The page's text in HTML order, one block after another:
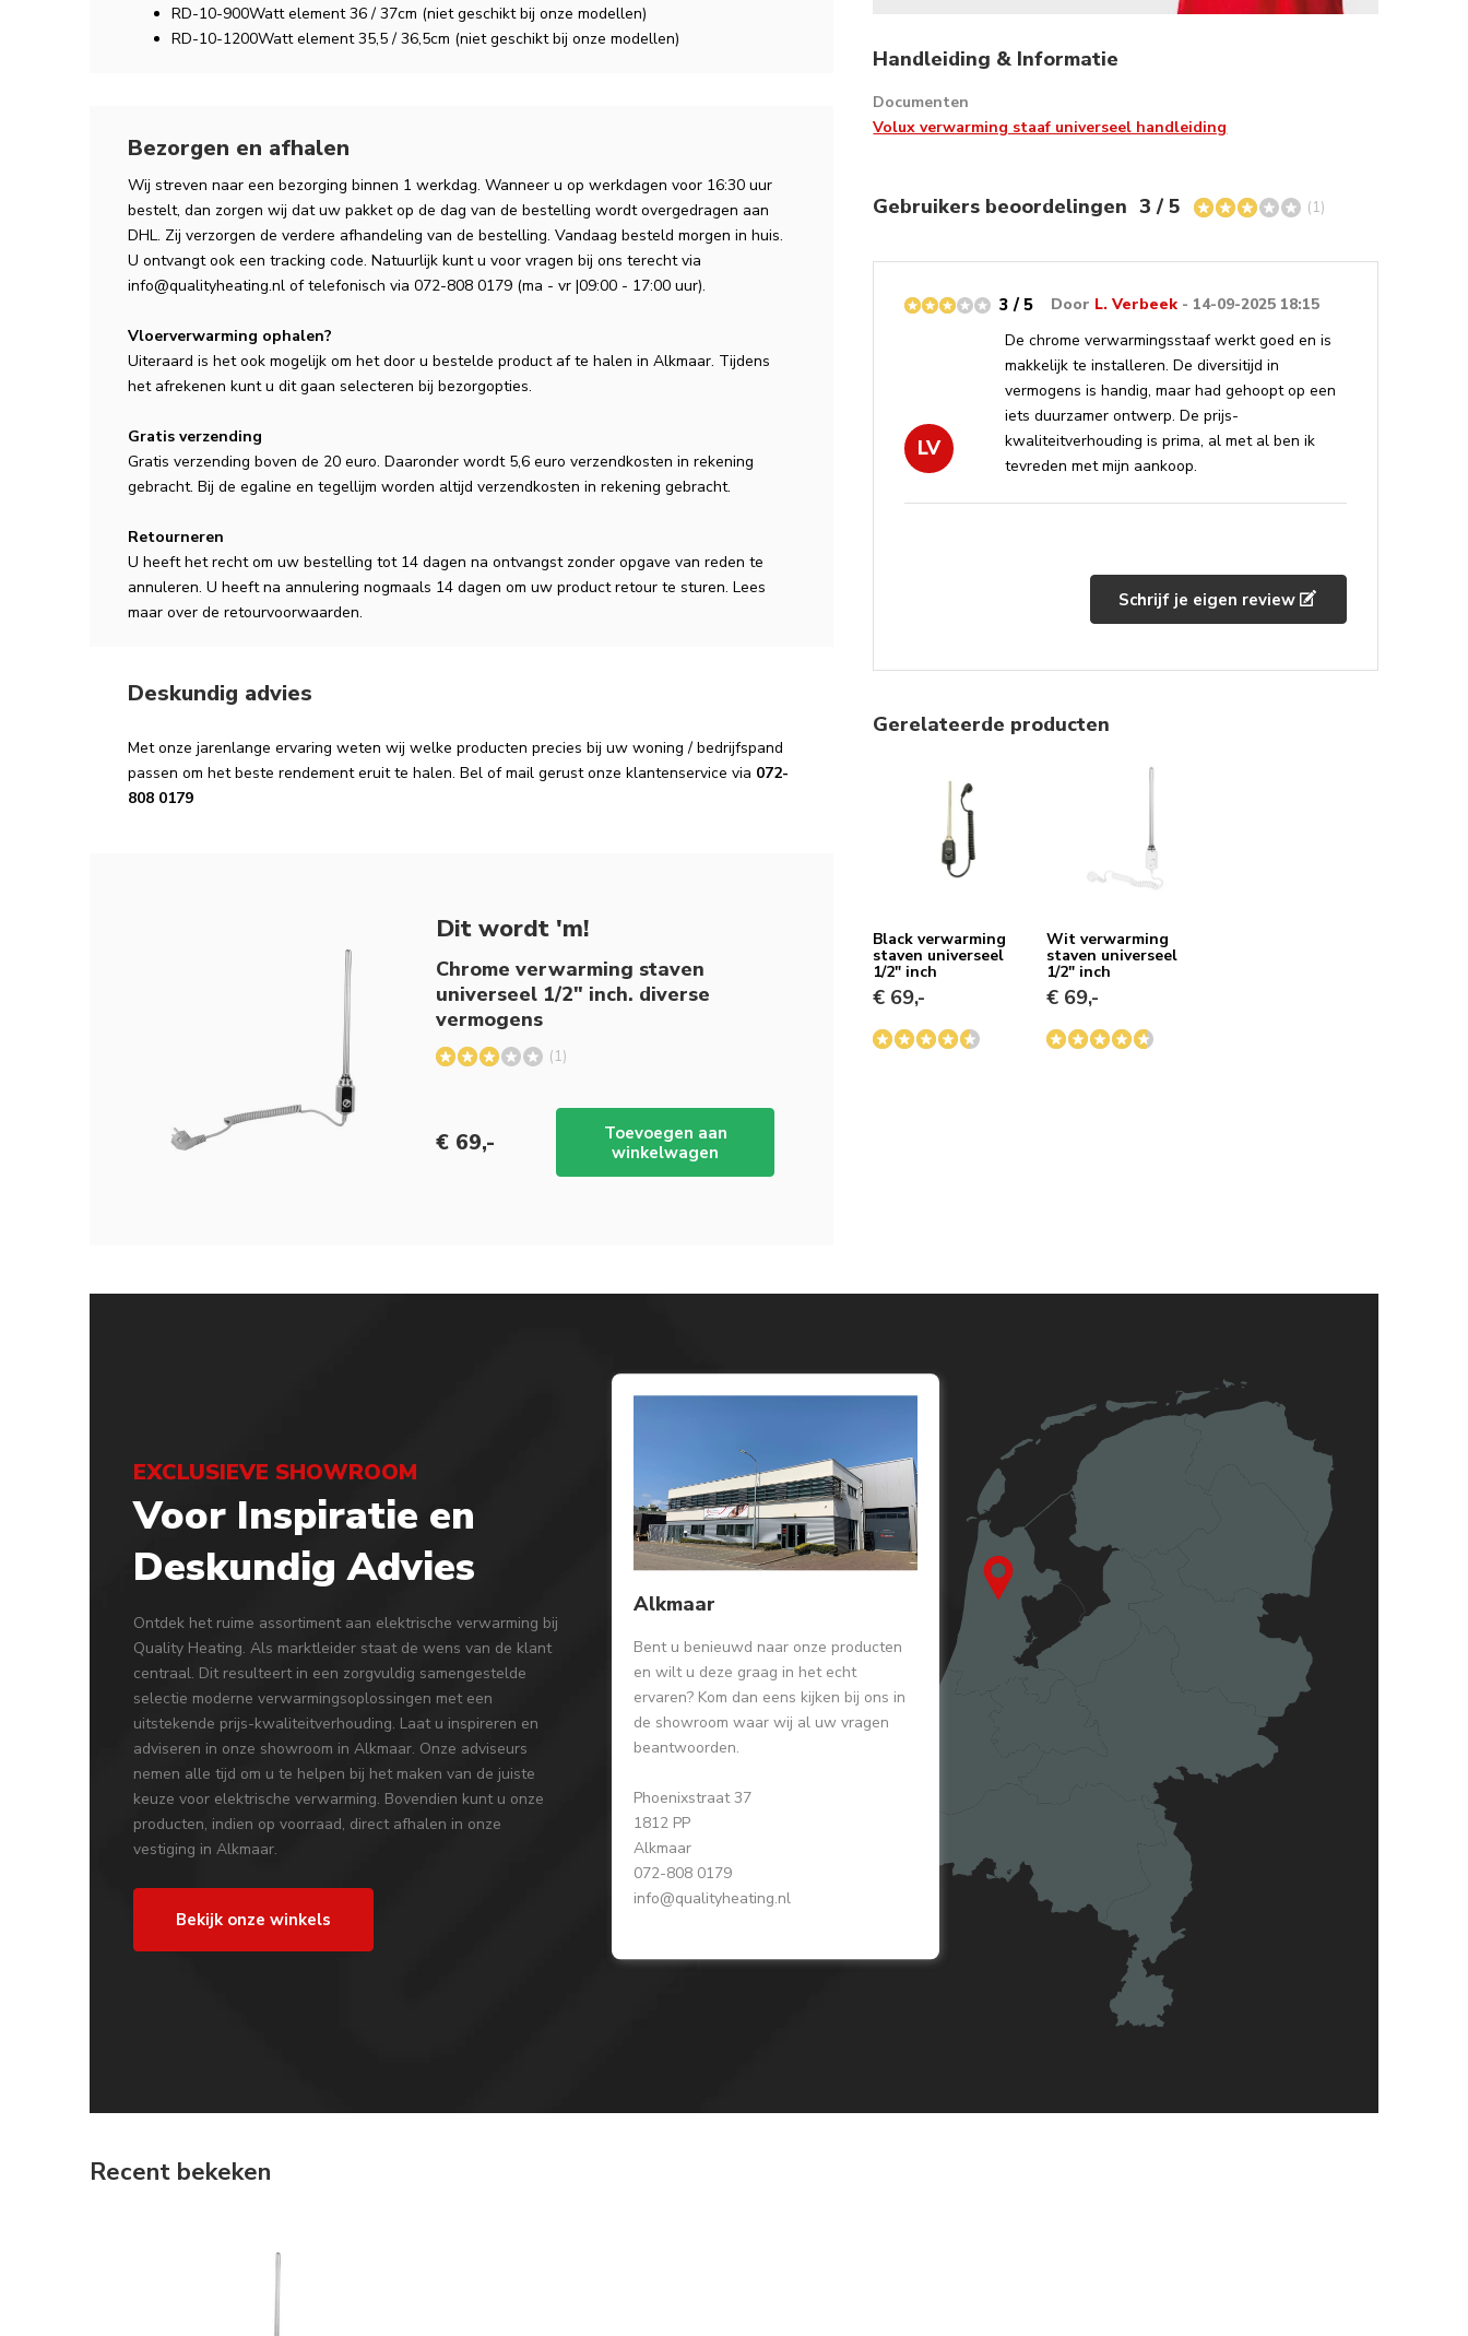
RD-10-900Watt element 36 / 37cm (niet geschikt bij onze modellen)
RD-10-1200Watt element 35,5 / 36,5cm (niet geschikt bij onze modellen)
Bezorgen en afhalen
Wij streven naar een bezorging binnen 1 werkdag. Wanneer u op werkdagen voor 16:30 uur
bestelt, dan zorgen wij dat uw pakket op de dag van de bestelling wordt overgedragen aan
DHL. Zij verzorgen de verdere afhandeling van de bestelling. Vandaag besteld morgen in huis.
U ontvangt ook een tracking code. Natuurlijk kunt u voor vragen bij ons terecht via
info@qualityheating.nl of telefonisch via 072-808 0179 (ma - vr |09:00 - 17:00 uur).
Vloerverwarming ophalen?
Uiteraard is het ook mogelijk om het door u bestelde product af te halen in Alkmaar. Tijdens
het afrekenen kunt u dit gaan selecteren bij bezorgopties.
Gratis verzending
Gratis verzending boven de 20 euro. Daaronder wordt 5,6 euro verzendkosten in rekening
gebracht. Bij de egaline en tegellijm worden altijd verzendkosten in rekening gebracht.
Retourneren
U heeft het recht om uw bestelling tot 14 dagen na ontvangst zonder opgave van reden te
annuleren. U heeft na annulering nogmaals 14 dagen om uw product retour te sturen. Lees
maar over de retourvoorwaarden.
Deskundig advies
Met onze jarenlange ervaring weten wij welke producten precies bij uw woning / bedrijfspand
passen om het beste rendement eruit te halen. Bel of mail gerust onze klantenservice via 072-
808 0179
Dit wordt 'm!
Chrome verwarming staven
universeel 1/2" inch. diverse
vermogens
(1)
€ 69,-
Toevoegen aan
winkelwagen
Handleiding & Informatie
Documenten
Volux verwarming staaf universeel handleiding
Gebruikers beoordelingen 3 / 5 (1)
LV
Door L. Verbeek - 14-09-2025 18:15
3 / 5
De chrome verwarmingsstaaf werkt goed en is
makkelijk te installeren. De diversitijd in
vermogens is handig, maar had gehoopt op een
iets duurzamer ontwerp. De prijs-
kwaliteitverhouding is prima, al met al ben ik
tevreden met mijn aankoop.
Schrijf je eigen review
Gerelateerde producten
Black verwarming
staven universeel
1/2" inch
€ 69,-
Wit verwarming
staven universeel
1/2" inch
€ 69,-
EXCLUSIEVE SHOWROOM
Voor Inspiratie en
Deskundig Advies
Ontdek het ruime assortiment aan elektrische verwarming bij
Quality Heating. Als marktleider staat de wens van de klant
centraal. Dit resulteert in een zorgvuldig samengestelde
selectie moderne verwarmingsoplossingen met een
uitstekende prijs-kwaliteitverhouding. Laat u inspireren en
adviseren in onze showroom in Alkmaar. Onze adviseurs
nemen alle tijd om u te helpen bij het maken van de juiste
keuze voor elektrische verwarming. Bovendien kunt u onze
producten, indien op voorraad, direct afhalen in onze
vestiging in Alkmaar.
Bekijk onze winkels
Alkmaar
Bent u benieuwd naar onze producten
en wilt u deze graag in het echt
ervaren? Kom dan eens kijken bij ons in
de showroom waar wij al uw vragen
beantwoorden.
Phoenixstraat 37
1812 PP
Alkmaar
072-808 0179
info@qualityheating.nl
Recent bekeken